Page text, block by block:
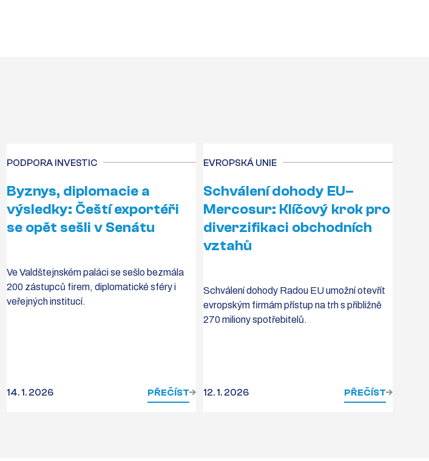
PODPORA INVESTIC
Byznys, diplomacie a
výsledky: Čeští exportéři
se opět sešli v Senátu
Ve Valdštejnském paláci se sešlo bezmála
200 zástupců firem, diplomatické sféry i
veřejných institucí.
14. 1. 2026 PŘEČÍST
EVROPSKÁ UNIE
Schválení dohody EU–
Mercosur: Klíčový krok pro
diverzifikaci obchodních
vztahů
Schválení dohody Radou EU umožní otevřít
evropským firmám přístup na trh s přibližně
270 miliony spotřebitelů.
12. 1. 2026 PŘEČÍST